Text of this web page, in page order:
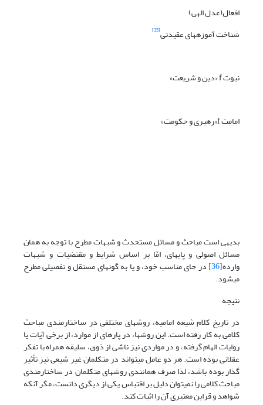
افعال(عدل الهی)
شناخت آموزه‎های عقیدتی
[35]
نبوت f «دین و شریعت»
امامت f«رهبری و حکومت»
بدیهی است مباحث و مسائل مستحدث و شبهات مطرح با توجه به همان
مسائل اصولی و پایه‎ای، امّا بر اساس شرایط و مقتضیات و شبهات
وارده[36] در جای مناسب خود، و یا به گونه‏ای مستقل و تفصیلی مطرح
می‏شود.
نتیجه
در تاریخ کلام شیعه امامیه، روش‎های مختلفی در ساختارمندی مباحث
کلامی به کار رفته است. این روش‎ها، در پاره‏ای از موارد، از برخی آیات یا
روایات الهام گرفته، و در مواردی نیز ناشی از ذوق، سلیقه همراه با تفکر
عقلانی بوده است. هر دو عامل می‏تواند در متکلمان غیر شیعی نیز تأثیر
گذار بوده باشد، لذا صرف همانندی روش‎های متکلمان در ساختارمندی
مباحث کلامی را نمی‏توان دلیل بر اقتباس یکی از دیگری دانست، مگر آن‎که
شواهد و قراین معتبری آن را اثبات کند.